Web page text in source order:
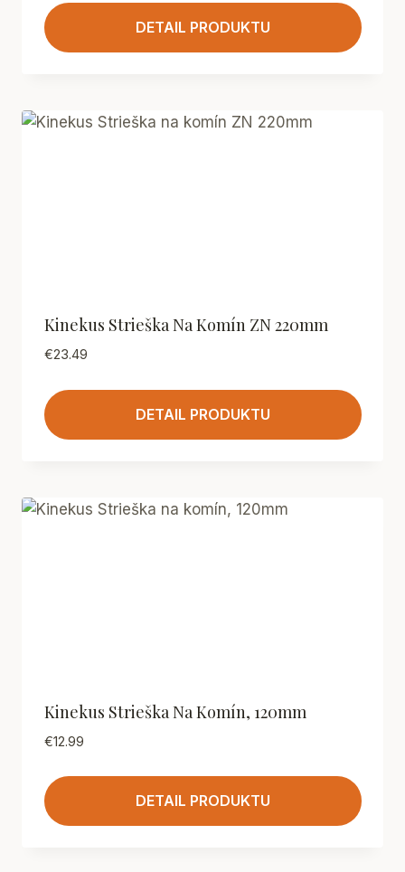
DETAIL PRODUKTU
Kinekus Strieška Na Komín ZN 220mm
€23.49
DETAIL PRODUKTU
Kinekus Strieška Na Komín, 120mm
€12.99
DETAIL PRODUKTU